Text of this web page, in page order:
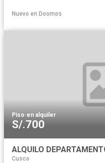
Nuevo en Doomos
Piso·en alquiler
S/.700
Cusco